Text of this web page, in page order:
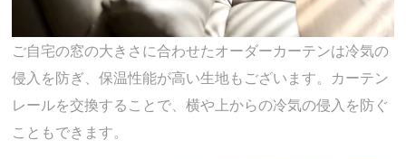
ご自宅の窓の大きさに合わせたオーダーカーテンは冷気の
侵入を防ぎ、保温性能が高い生地もございます。カーテン
レールを交換することで、横や上からの冷気の侵入を防ぐ
こともできます。